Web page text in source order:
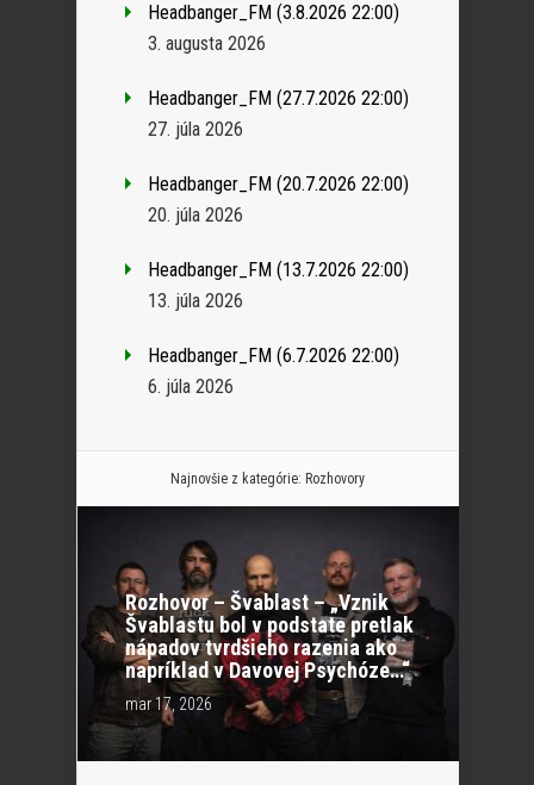
Headbanger_FM (3.8.2026 22:00)
3. augusta 2026
Headbanger_FM (27.7.2026 22:00)
27. júla 2026
Headbanger_FM (20.7.2026 22:00)
20. júla 2026
Headbanger_FM (13.7.2026 22:00)
13. júla 2026
Headbanger_FM (6.7.2026 22:00)
6. júla 2026
Najnovšie z kategórie: Rozhovory
Rozhovor – Švablast – „Vznik
Švablastu bol v podstate pretlak
nápadov tvrdšieho razenia ako
napríklad v Davovej Psychóze…“
mar 17, 2026